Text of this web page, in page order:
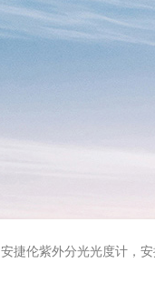
安捷伦紫外分光光度计，安捷伦红外光谱仪，安捷伦